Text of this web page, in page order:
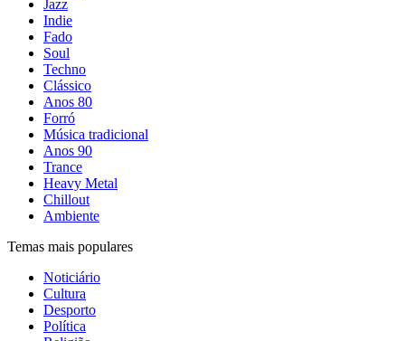
Jazz
Indie
Fado
Soul
Techno
Clássico
Anos 80
Forró
Música tradicional
Anos 90
Trance
Heavy Metal
Chillout
Ambiente
Temas mais populares
Noticiário
Cultura
Desporto
Política